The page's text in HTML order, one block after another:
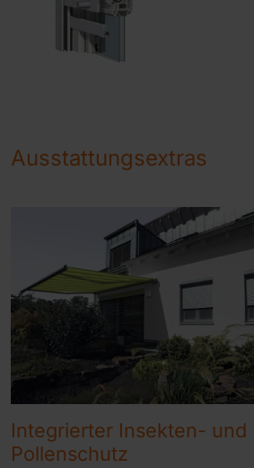
Ausstattungsextras
Integrierter Insekten- und
Pollenschutz